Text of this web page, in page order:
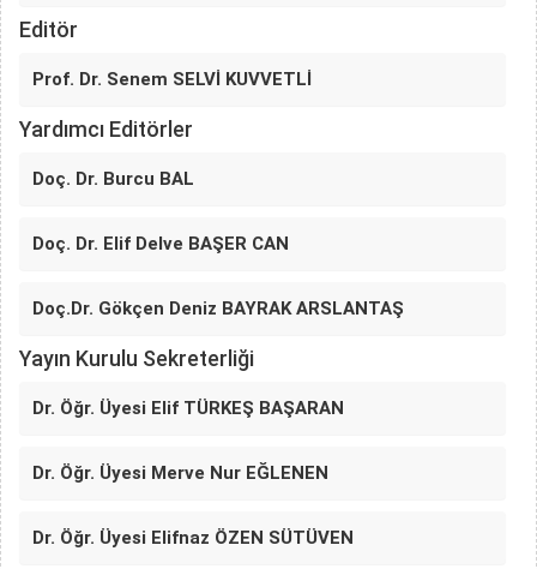
Editör
Prof. Dr. Senem SELVİ KUVVETLİ
Yardımcı Editörler
Doç. Dr. Burcu BAL
Doç. Dr. Elif Delve BAŞER CAN
Doç.Dr. Gökçen Deniz BAYRAK ARSLANTAŞ
Yayın Kurulu Sekreterliği
Dr. Öğr. Üyesi Elif TÜRKEŞ BAŞARAN
Dr. Öğr. Üyesi Merve Nur EĞLENEN
Dr. Öğr. Üyesi Elifnaz ÖZEN SÜTÜVEN